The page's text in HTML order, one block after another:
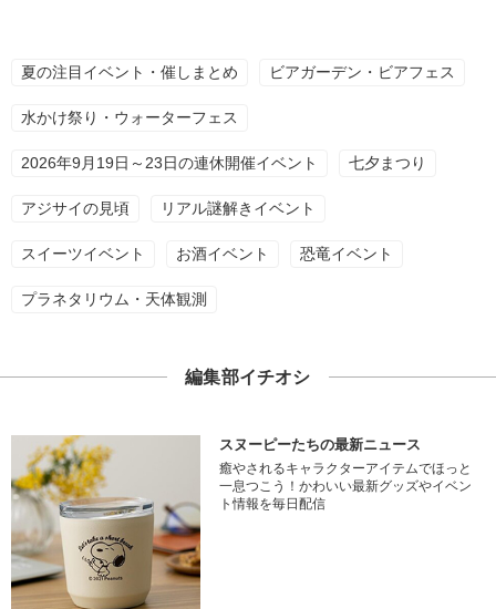
夏の注目イベント・催しまとめ ビアガーデン・ビアフェス
水かけ祭り・ウォーターフェス
2026年9月19日～23日の連休開催イベント 七夕まつり
アジサイの見頃 リアル謎解きイベント
スイーツイベント お酒イベント 恐竜イベント
プラネタリウム・天体観測
編集部イチオシ
スヌーピーたちの最新ニュース
癒やされるキャラクターアイテムでほっと
一息つこう！かわいい最新グッズやイベン
ト情報を毎日配信